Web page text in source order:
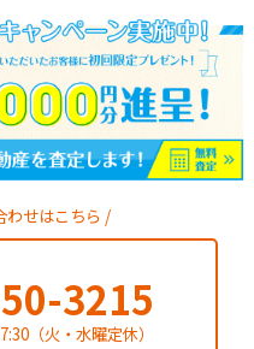
わせはこちら
3215
（火・水曜定休）